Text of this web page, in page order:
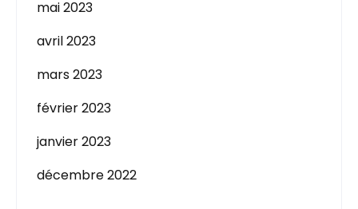
mai 2023
avril 2023
mars 2023
février 2023
janvier 2023
décembre 2022